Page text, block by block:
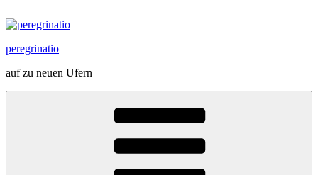
Inhalt
peregrinatio
auf zu neuen Ufern